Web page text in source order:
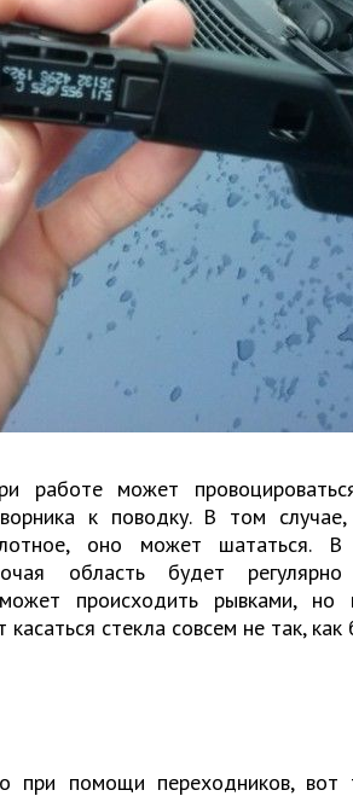
работе может
к поводку. В том
оно может шататься. В
область будет регулярно
может происходить рывками,
касаться стекла совсем не так,
при помощи переходников, вот